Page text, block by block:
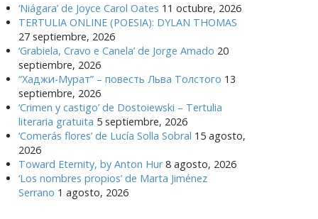
‘Niágara’ de Joyce Carol Oates 11 octubre, 2026
TERTULIA ONLINE (POESIA): DYLAN THOMAS
27 septiembre, 2026
‘Grabiela, Cravo e Canela’ de Jorge Amado 20
septiembre, 2026
“Хаджи-Мурат” – повесть Льва Толстого 13
septiembre, 2026
‘Crimen y castigo’ de Dostoiewski – Tertulia
literaria gratuita 5 septiembre, 2026
‘Comerás flores’ de Lucía Solla Sobral 15 agosto,
2026
Toward Eternity, by Anton Hur 8 agosto, 2026
‘Los nombres propios’ de Marta Jiménez
Serrano 1 agosto, 2026